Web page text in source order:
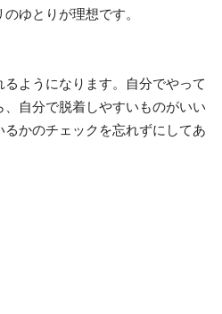
ゆとりが理想です。
るようになります。自分でやって
自分で脱着しやすいものがいい
かのチェックを忘れずにしてあ